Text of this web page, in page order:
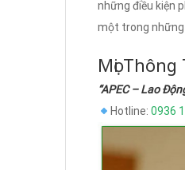
những điều kiện
một trong những
Mọi
“APEC – Lao
Hotline: 0936